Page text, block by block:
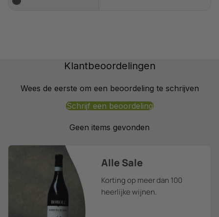
Klantbeoordelingen
Wees de eerste om een beoordeling te schrijven
Schrijf een beoordeling
Geen items gevonden
Alle Sale
Korting op meer dan 100
heerlijke wijnen.